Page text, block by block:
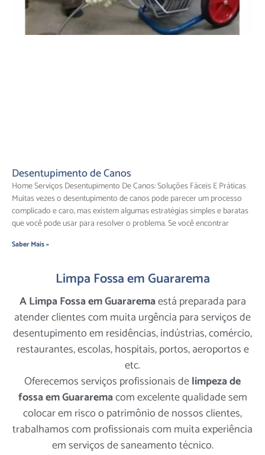
Desentupimento de Canos
Home Serviços Desentupimento De Canos: Soluções Fáceis E Práticas
Muitas vezes o desentupimento de canos pode parecer um processo
complicado e caro, mas existem algumas estratégias simples e baratas
que você pode usar para resolver o problema. Se você encontrar
Saber Mais »
Limpa Fossa em Guararema
A Limpa Fossa em Guararemaestá preparada para
atender clientes com muita urgência para serviços de
desentupimento em residências, indústrias, comércio,
restaurantes, escolas, hospitais, portos, aeroportos e
etc.
Oferecemos serviços profissionais delimpeza de
fossa em Guararemacom excelente qualidade sem
colocar em risco o patrimônio de nossos clientes,
trabalhamos com profissionais com muita experiência
em serviços de saneamento técnico.